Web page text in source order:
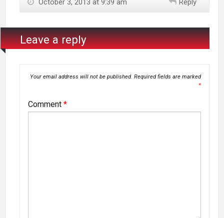
October 3, 2013 at 9:39 am Reply
Leave a reply
Your email address will not be published. Required fields are marked
*
Comment *